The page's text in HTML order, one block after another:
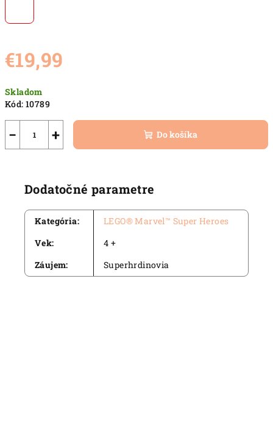
€19,99
cena:
Skladom
Kód: 10789
+
− Do košíka
Dodatočné parametre
Kategória:
LEGO® Marvel™ Super Heroes
Vek:
4 +
Záujem: Superhrdinovia